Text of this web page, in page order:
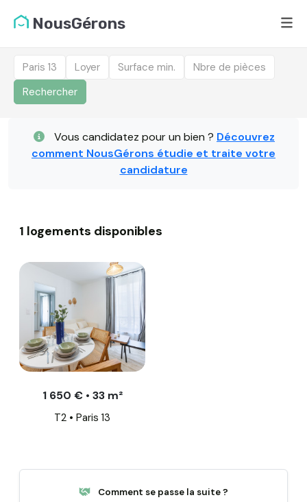
NousGérons
Paris 13 Loyer Surface min.
Nbre de pièces
Rechercher
Liste des logements
Vous candidatez pour un bien ? Découvrez
comment NousGérons étudie et traite votre
candidature
1 logements disponibles
1 650 € • 33 m²
T2 • Paris 13
Comment se passe la suite ?